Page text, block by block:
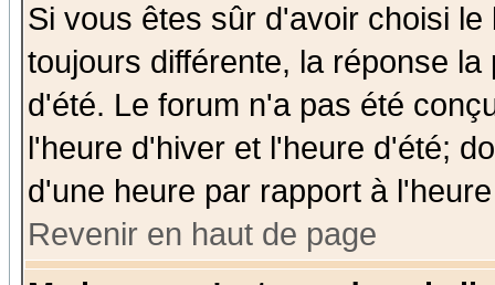
Si vous êtes sûr d'avoir choisi
toujours différente, la réponse
d'été. Le forum n'a pas été
l'heure d'hiver et l'heure d'été;
d'une heure par rapport à
Revenir en haut de page